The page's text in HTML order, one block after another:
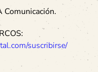
Comunicación.
suscribirse/